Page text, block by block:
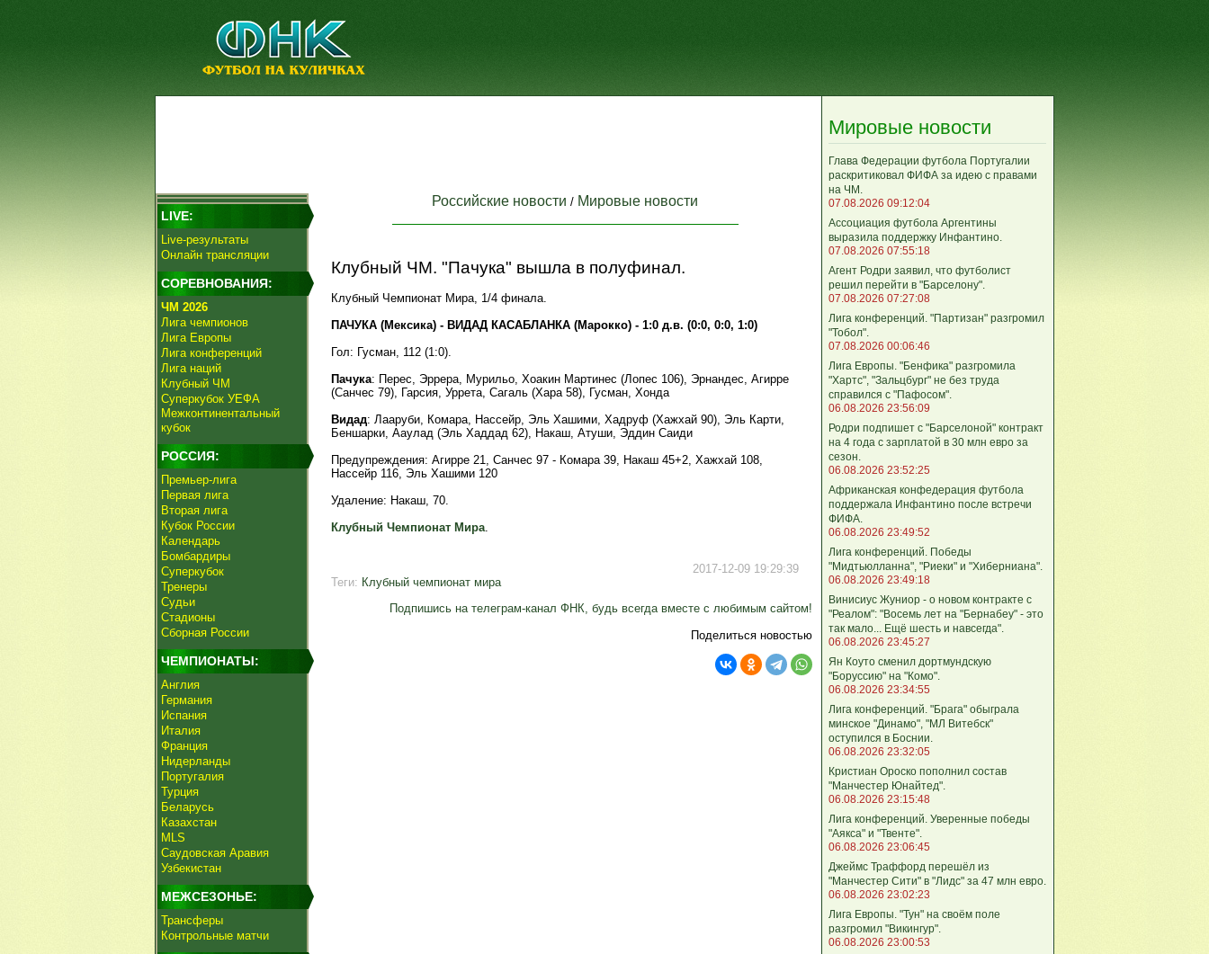
LIVE:
Live-результаты
Онлайн трансляции
СОРЕВНОВАНИЯ:
ЧМ 2026
Лига чемпионов
Лига Европы
Лига конференций
Лига наций
Клубный ЧМ
Суперкубок УЕФА
Межконтинентальный
кубок
РОССИЯ:
Премьер-лига
Первая лига
Вторая лига
Кубок России
Календарь
Бомбардиры
Суперкубок
Тренеры
Судьи
Стадионы
Сборная России
ЧЕМПИОНАТЫ:
Англия
Германия
Испания
Италия
Франция
Нидерланды
Португалия
Турция
Беларусь
Казахстан
MLS
Саудовская Аравия
Узбекистан
МЕЖСЕЗОНЬЕ:
Трансферы
Контрольные матчи
Российские новости / Мировые новости
Клубный ЧМ. "Пачука" вышла в полуфинал.
Клубный Чемпионат Мира, 1/4 финала.
ПАЧУКА (Мексика) - ВИДАД КАСАБЛАНКА (Марокко) - 1:0 д.в. (0:0, 0:0, 1:0)
Гол: Гусман, 112 (1:0).
Пачука: Перес, Эррера, Мурильо, Хоакин Мартинес (Лопес 106), Эрнандес, Агирре
(Санчес 79), Гарсия, Уррета, Сагаль (Хара 58), Гусман, Хонда
Видад: Лааруби, Комара, Нассейр, Эль Хашими, Хадруф (Хажхай 90), Эль Карти,
Беншарки, Ааулад (Эль Хаддад 62), Накаш, Атуши, Эддин Саиди
Предупреждения: Агирре 21, Санчес 97 - Комара 39, Накаш 45+2, Хажхай 108,
Нассейр 116, Эль Хашими 120
Удаление: Накаш, 70.
Клубный Чемпионат Мира.
2017-12-09 19:29:39
Теги: Клубный чемпионат мира
Подпишись на телеграм-канал ФНК, будь всегда вместе с любимым сайтом!
Поделиться новостью
Мировые новости
Глава Федерации футбола Португалии
раскритиковал ФИФА за идею с правами
на ЧМ.
07.08.2026 09:12:04
Ассоциация футбола Аргентины
выразила поддержку Инфантино.
07.08.2026 07:55:18
Агент Родри заявил, что футболист
решил перейти в "Барселону".
07.08.2026 07:27:08
Лига кoнференций. "Партизан" разгромил
"Тобол".
07.08.2026 00:06:46
Лига Европы. "Бенфика" разгромила
"Хартс", "Зальцбург" не без труда
справился с "Пафосом".
06.08.2026 23:56:09
Родри подпишет с "Барселоной" контракт
на 4 года с зарплатой в 30 млн евро за
сезон.
06.08.2026 23:52:25
Африканская конфедерация футбола
поддержала Инфантино после встречи
ФИФА.
06.08.2026 23:49:52
Лига кoнференций. Победы
"Мидтьюлланна", "Риеки" и "Хиберниана".
06.08.2026 23:49:18
Винисиус Жуниор - о новом контракте с
"Реалом": "Восемь лет на "Бернабеу" - это
так мало... Ещё шесть и навсегда".
06.08.2026 23:45:27
Ян Коуто сменил дортмундскую
"Боруссию" на "Комо".
06.08.2026 23:34:55
Лига кoнференций. "Брага" обыграла
минское "Динамо", "МЛ Витебск"
оступился в Боснии.
06.08.2026 23:32:05
Кристиан Ороско пополнил состав
"Манчестер Юнайтед".
06.08.2026 23:15:48
Лига кoнференций. Уверенные победы
"Аякса" и "Твенте".
06.08.2026 23:06:45
Джеймс Траффорд перешёл из
"Манчестер Сити" в "Лидс" за 47 млн евро.
06.08.2026 23:02:23
Лига Европы. "Тун" на своём поле
разгромил "Викингур".
06.08.2026 23:00:53